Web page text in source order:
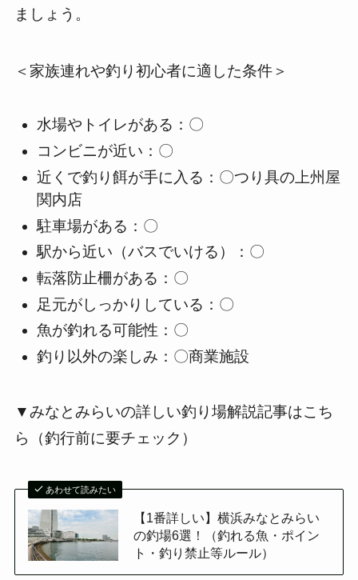
ましょう。
＜家族連れや釣り初心者に適した条件＞
水場やトイレがある：〇
コンビニが近い：〇
近くで釣り餌が手に入る：〇つり具の上州屋
関内店
駐車場がある：〇
駅から近い（バスでいける）：〇
転落防止柵がある：〇
足元がしっかりしている：〇
魚が釣れる可能性：〇
釣り以外の楽しみ：〇商業施設
▼みなとみらいの詳しい釣り場解説記事はこち
ら（釣行前に要チェック）
あわせて読みたい
【1番詳しい】横浜みなとみらい
の釣場6選！（釣れる魚・ポイン
ト・釣り禁止等ルール）